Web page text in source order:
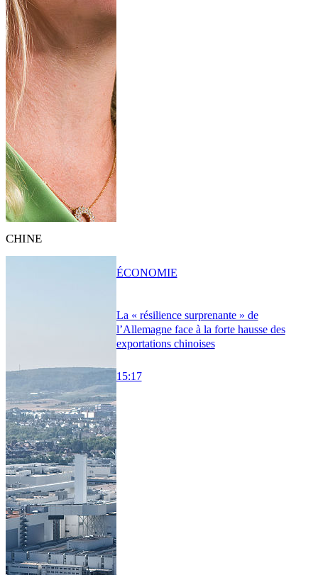
CHINE
La « résilience surprenante » de
l’Allemagne face à la forte hausse des
exportations chinoises
15:17
ÉCONOMIE